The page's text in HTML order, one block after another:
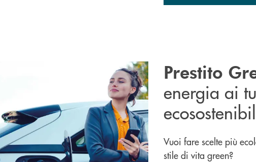
Prestito
energia ai
Vuoi fare scelte più
stile di vita green?